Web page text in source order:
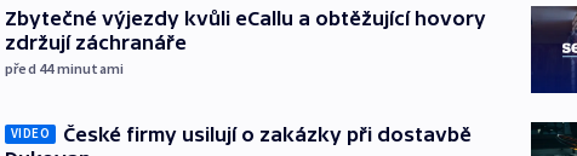
Zbytečné výjezdy kvůli eCallu a obtěžující hovory
zdržují záchranáře
před 44minutami
VIDEO
České firmy usilují o zakázky při dostavbě